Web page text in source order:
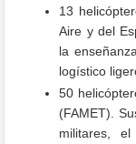
13
Aire y del
la
logístico
50
(FAMET).
militares,